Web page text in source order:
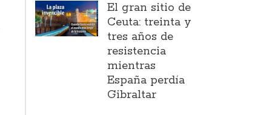
El gran sitio de
Ceuta: treinta y
tres años de
resistencia
mientras
España perdía
Gibraltar